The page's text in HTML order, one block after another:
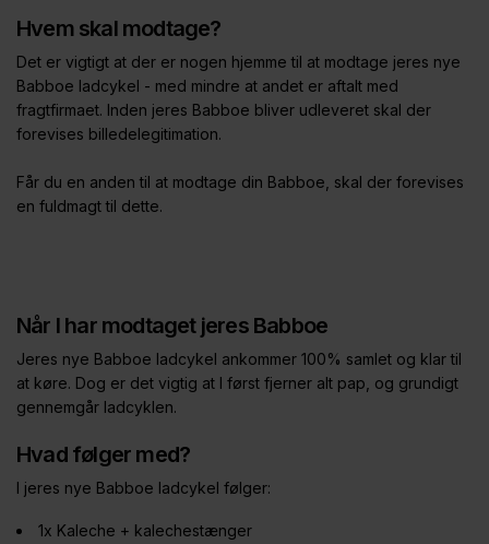
Hvem skal modtage?
Det er vigtigt at der er nogen hjemme til at modtage jeres nye
Babboe ladcykel - med mindre at andet er aftalt med
fragtfirmaet. Inden jeres Babboe bliver udleveret skal der
forevises billedelegitimation.
Får du en anden til at modtage din Babboe, skal der forevises
en fuldmagt til dette.
Når I har modtaget jeres Babboe
Jeres nye Babboe ladcykel ankommer 100% samlet og klar til
at køre. Dog er det vigtig at I først fjerner alt pap, og grundigt
gennemgår ladcyklen.
Hvad følger med?
I jeres nye Babboe ladcykel følger:
1x Kaleche + kalechestænger